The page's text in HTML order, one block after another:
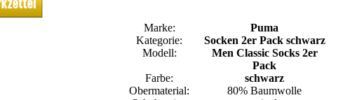
Marke:
Puma
Kategorie:
Socken 2er Pack schwarz
Modell:
Men Classic Socks 2er
Pack
Farbe:
schwarz
Obermaterial:
80% Baumwolle